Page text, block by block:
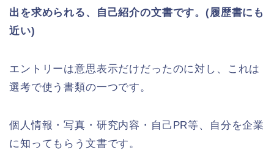
出を求められる、自己紹介の文書です。(履歴書にも
近い)
エントリーは意思表示だけだったのに対し、これは
選考で使う書類の一つです。
個人情報・写真・研究内容・自己PR等、自分を企業
に知ってもらう文書です。